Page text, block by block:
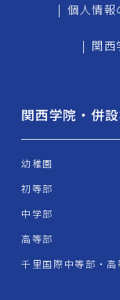
| 個人情報
| 関西
関西学院・併
幼稚園
初等部
中学部
高等部
千里国際中等部・高